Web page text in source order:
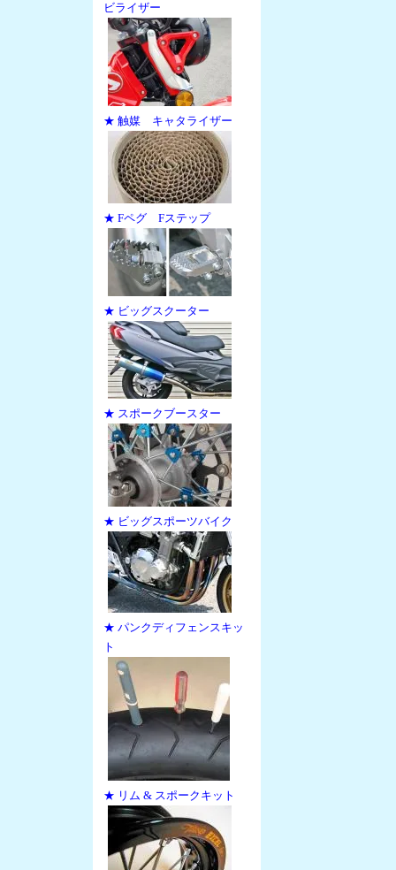
ビライザー
★ 触媒 キャタライザー
★ Fペグ Fステップ
★ ビッグスクーター
★ スポークブースター
★ ビッグスポーツバイク
★ パンクディフェンスキッ
ト
★ リム & スポークキット